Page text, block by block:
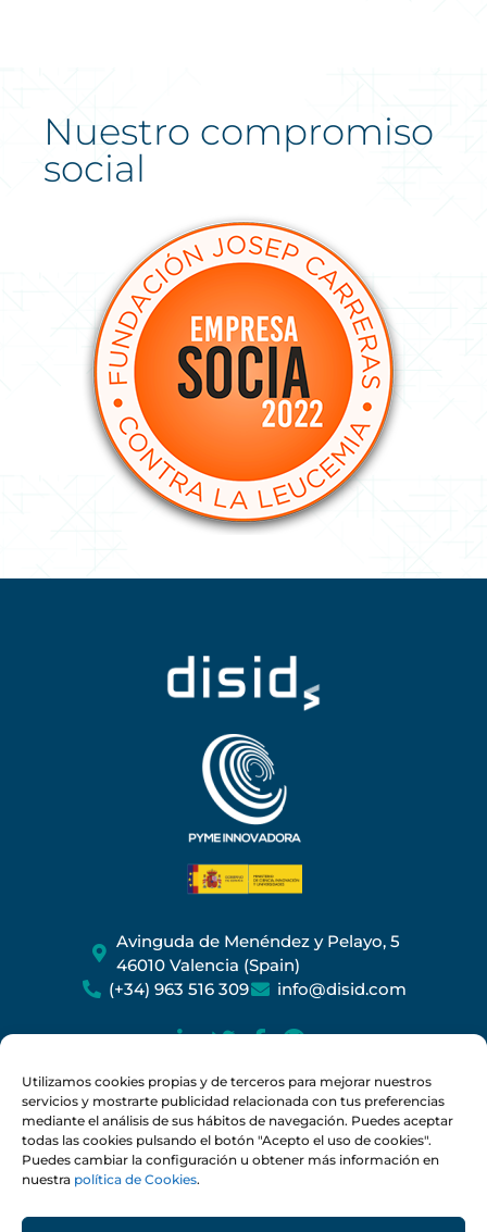
Utilizamos cookies propias y de terceros para mejorar nuestros
servicios y mostrarte publicidad relacionada con tus preferencias
mediante el análisis de sus hábitos de navegación. Puedes aceptar
todas las cookies pulsando el botón "Acepto el uso de cookies".
Puedes cambiar la configuración u obtener más información en
nuestra política de Cookies.
Nuestro compromiso
social
Avinguda de Menéndez y Pelayo, 5
46010 Valencia (Spain)
(+34) 963 516 309
info@disid.com
BLOG
Aviso legal Condiciones de uso
Política de privacidad